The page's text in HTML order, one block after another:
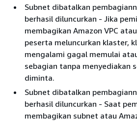
Subnet dibatalkan
berhasil diluncurkan - Jika
membagikan Amazon VPC
peserta meluncurkan klaster,
mengalami gagal memulai
sebagian tanpa menyediakan
diminta.
Subnet dibatalkan
berhasil diluncurkan - Saat
membagikan subnet atau